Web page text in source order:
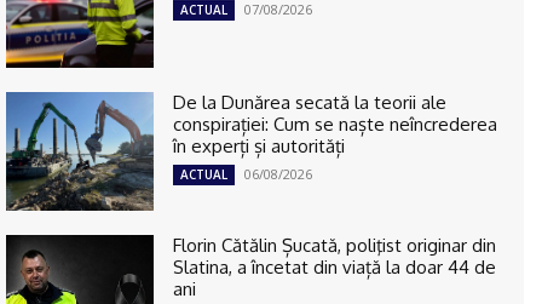
ACTUAL 07/08/2026
De la Dunărea secată la teorii ale
conspirației: Cum se naște neîncrederea
în experți și autorități
ACTUAL 06/08/2026
Florin Cătălin Șucată, poliţist originar din
Slatina, a încetat din viață la doar 44 de
ani